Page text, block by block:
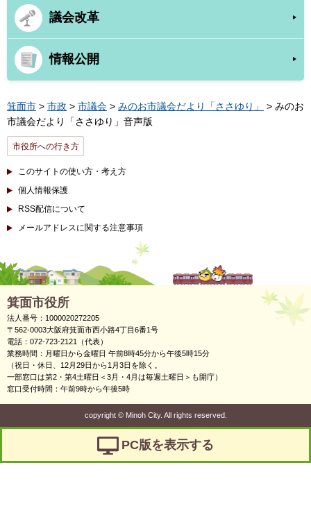
議会改革
情報公開
箕面市 > 市政 > 市議会 > みのお市議会だより「ささゆり」
> みのお
市議会だより「ささゆり」音声版
市役所への行き方
このサイトの使い方・考え方
個人情報保護
RSS配信について
メールアドレスに関する注意事項
箕面市役所
法人番号：1000020272205
〒562-0003大阪府箕面市西小路4丁目6番1号
電話：072-723-2121（代表）
業務時間：月曜日から金曜日 午前8時45分から午後5時15分
（祝日・休日、12月29日から1月3日を除く。
一部窓口は第2・第4土曜日＜3月・4月は毎週土曜日＞も開庁）
窓口受付時間：午前9時から午後5時
copyright ©Minoh City. All rights reserved.
PC版を表示する